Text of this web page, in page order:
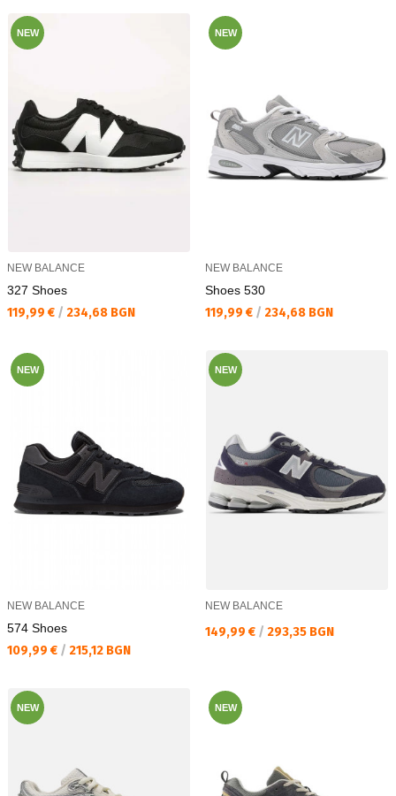
NEW
NEW BALANCE
327 Shoes
Текуща цена:
119,99 € / 234,68 BGN
NEW
NEW BALANCE
Shoes 530
Текуща цена:
119,99 € / 234,68 BGN
NEW
NEW BALANCE
574 Shoes
Текуща цена:
109,99 € / 215,12 BGN
NEW
NEW BALANCE
Текуща цена:
149,99 € / 293,35 BGN
NEW NEW